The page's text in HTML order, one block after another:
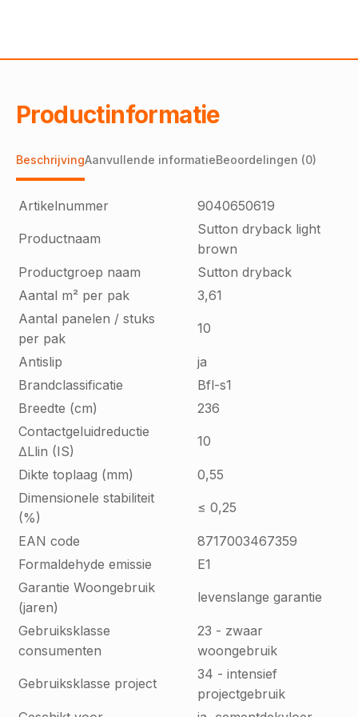
Productinformatie
BeschrijvingAanvullende informatieBeoordelingen (0)
Artikelnummer 9040650619
Productnaam
Sutton dryback light
brown
Productgroep naam
Sutton dryback
Aantal m² per pak
3,61
Aantal panelen / stuks
per pak
10
Antislip
ja
Brandclassificatie
Bfl-s1
Breedte (cm)
236
Contactgeluidreductie
∆Llin (IS)
10
Dikte toplaag (mm)
0,55
Dimensionele stabiliteit
(%)
≤ 0,25
EAN code
8717003467359
Formaldehyde emissie
E1
Garantie Woongebruik
(jaren)
levenslange garantie
Gebruiksklasse
consumenten
23 - zwaar
woongebruik
Gebruiksklasse project
34 - intensief
projectgebruik